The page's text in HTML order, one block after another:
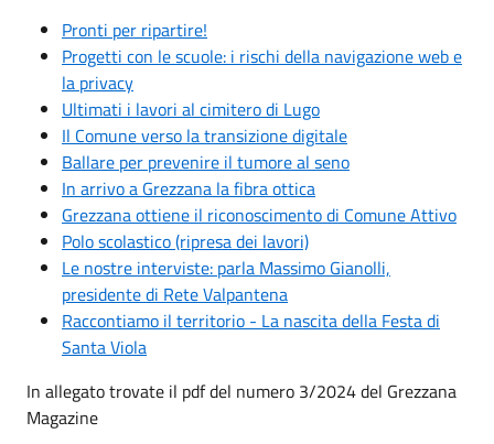
Pronti per ripartire!
Progetti con le scuole: i rischi della navigazione web e
la privacy
Ultimati i lavori al cimitero di Lugo
Il Comune verso la transizione digitale
Ballare per prevenire il tumore al seno
In arrivo a Grezzana la fibra ottica
Grezzana ottiene il riconoscimento di Comune Attivo
Polo scolastico (ripresa dei lavori)
Le nostre interviste: parla Massimo Gianolli,
presidente di Rete Valpantena
Raccontiamo il territorio - La nascita della Festa di
Santa Viola
In allegato trovate il pdf del numero 3/2024 del Grezzana
Magazine